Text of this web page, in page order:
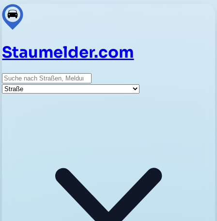
Staumelder.com
Suche
Straße